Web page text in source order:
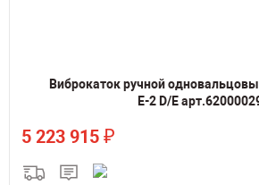
Виброкаток ручной
E-2 D/E
5 223 915 ₽